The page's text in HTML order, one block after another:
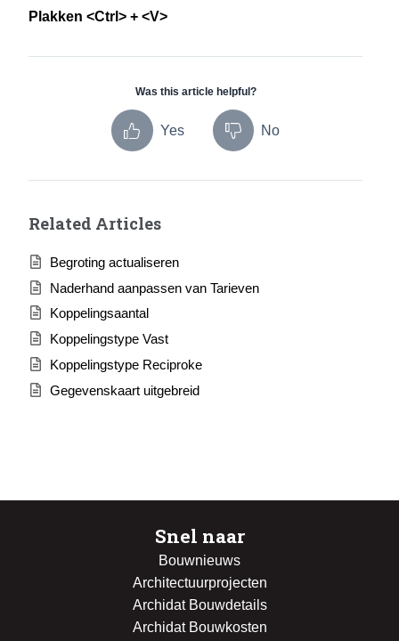
Plakken <Ctrl> + <V>
Was this article helpful?
Yes No
Related Articles
Begroting actualiseren
Naderhand aanpassen van Tarieven
Koppelingsaantal
Koppelingstype Vast
Koppelingstype Reciproke
Gegevenskaart uitgebreid
Snel naar
Bouwnieuws
Architectuurprojecten
Archidat Bouwdetails
Archidat Bouwkosten